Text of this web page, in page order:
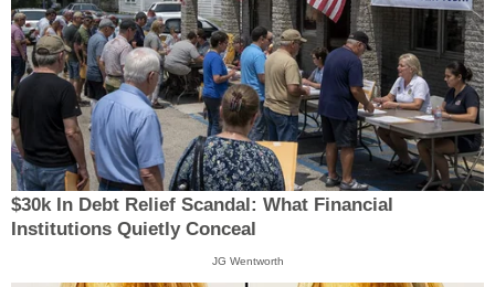
$30k In Debt Relief Scandal: What Financial
Institutions Quietly Conceal
JG Wentworth